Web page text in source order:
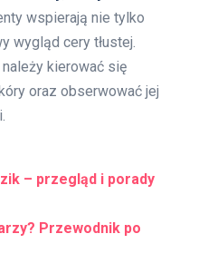
wspierają nie tylko
wygląd cery tłustej.
kierować się
oraz obserwować jej
– przegląd i porady
Przewodnik po